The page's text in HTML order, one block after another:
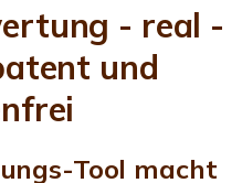
- real -
und
Tool macht